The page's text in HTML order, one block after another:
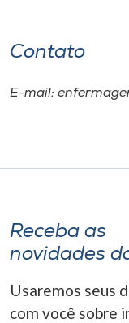
Contato
E-mail:
Receba as
novidades
Usaremos seus
com você sobre